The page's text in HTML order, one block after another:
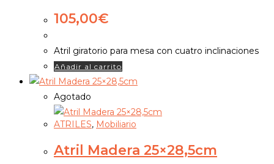
105,00€
Atril giratorio para mesa con cuatro inclinaciones
Añadir al carrito
Agotado
ATRILES, Mobiliario
Atril Madera 25×28,5cm